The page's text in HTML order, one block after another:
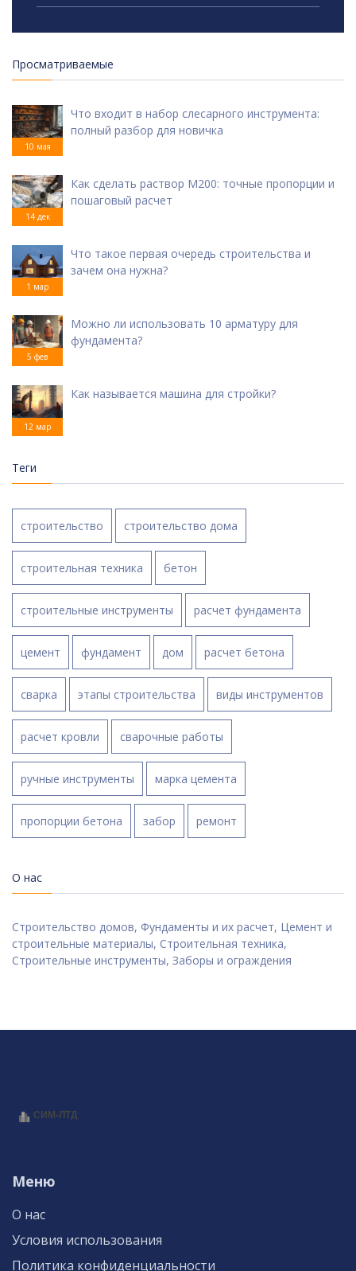
Просматриваемые
10 мая
Что входит в набор слесарного инструмента:
полный разбор для новичка
14 дек
Как сделать раствор М200: точные пропорции и
пошаговый расчет
1 мар
Что такое первая очередь строительства и
зачем она нужна?
5 фев
Можно ли использовать 10 арматуру для
фундамента?
12 мар
Как называется машина для стройки?
Теги
строительство строительство дома
строительная техника бетон
строительные инструменты расчет фундамента
цемент фундамент дом расчет бетона
сварка этапы строительства виды инструментов
расчет кровли сварочные работы
ручные инструменты марка цемента
пропорции бетона забор ремонт
О нас
Строительство домов, Фундаменты и их расчет, Цемент и
строительные материалы, Строительная техника,
Строительные инструменты, Заборы и ограждения
Меню
О нас
Условия использования
Политика конфиденциальности